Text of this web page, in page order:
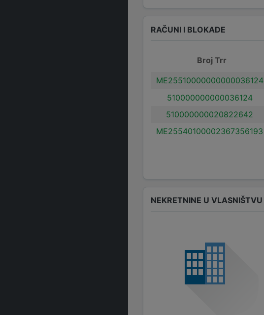
RAČUNI I BLOKADE
Broj Trr
ME25510000000000036124
510000000000036124
510000000020822642
ME25540100002367356193
NEKRETNINE U VLASNIŠTVU